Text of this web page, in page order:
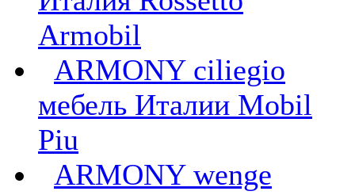
Armobil
ARMONY ciliegio
мебель Италии Mobil
Piu
ARMONY wenge